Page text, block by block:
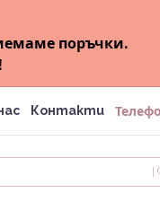
поръчки.
Контакти